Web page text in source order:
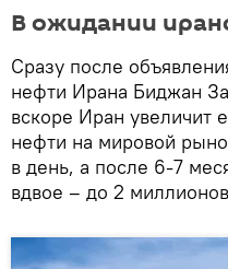
В ожидании
Сразу после
нефти Ирана Биджан
вскоре Иран увеличит
нефти на мировой
в день, а после 6-7
вдвое – до 2